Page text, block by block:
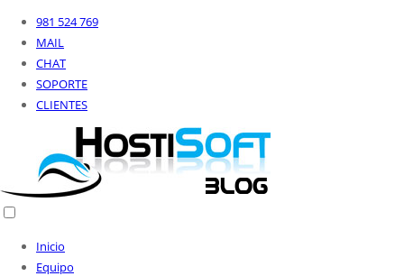
981 524 769
MAIL
CHAT
SOPORTE
CLIENTES
Inicio
Equipo